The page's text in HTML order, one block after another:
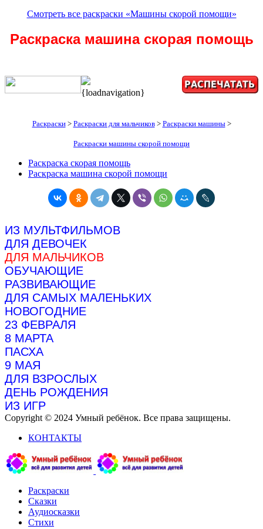
Смотреть все раскраски «Машины скорой помощи»
Раскраска машина скорая помощь
{loadnavigation}
Раскраски> Раскраски для мальчиков> Раскраски машины>
Раскраски машины скорой помощи
Раскраска скорая помощь
Раскраска машина скорой помощи
ИЗ МУЛЬТФИЛЬМОВ
ДЛЯ ДЕВОЧЕК
ДЛЯ МАЛЬЧИКОВ
ОБУЧАЮЩИЕ
РАЗВИВАЮЩИЕ
ДЛЯ САМЫХ МАЛЕНЬКИХ
НОВОГОДНИЕ
23 ФЕВРАЛЯ
8 МАРТА
ПАСХА
9 МАЯ
ДЛЯ ВЗРОСЛЫХ
ДЕНЬ РОЖДЕНИЯ
ИЗ ИГР
Copyright © 2024 Умный ребёнок. Все права защищены.
КОНТАКТЫ
Раскраски
Сказки
Аудиосказки
Стихи